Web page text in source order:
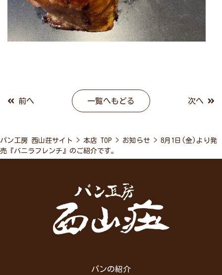
前へ 一覧へもどる 次へ
パン工房 西山荘サイト > 本店 TOP > お知らせ > 8月1日(金)より発
売『バニラフレンチ』のご紹介です。
パンの紹介